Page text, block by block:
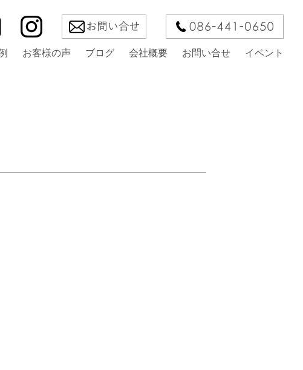
お客様の声 ブログ 会社概要 お問い合せ イベント